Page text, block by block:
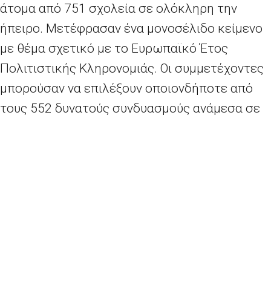
άτομα από 751 σχολεία σε ολόκληρη την
ήπειρο. Μετέφρασαν ένα μονοσέλιδο κείμενο
με θέμα σχετικό με το Ευρωπαϊκό Έτος
Πολιτιστικής Κληρονομιάς. Οι συμμετέχοντες
μπορούσαν να επιλέξουν οποιονδήποτε από
τους 552 δυνατούς συνδυασμούς ανάμεσα σε